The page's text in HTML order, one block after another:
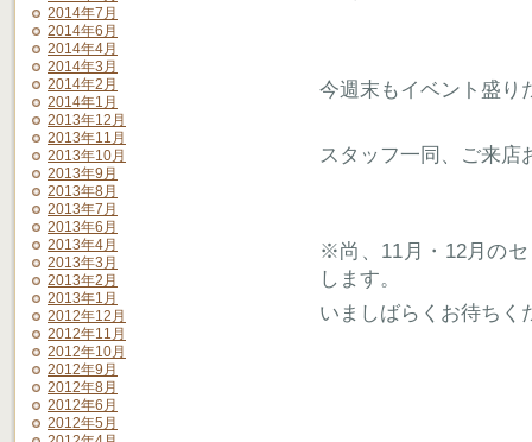
2014年7月
2014年6月
2014年4月
2014年3月
2014年2月
2014年1月
2013年12月
2013年11月
2013年10月
2013年9月
2013年8月
2013年7月
2013年6月
2013年4月
2013年3月
2013年2月
2013年1月
2012年12月
2012年11月
2012年10月
2012年9月
2012年8月
2012年6月
2012年5月
今週末もイベント盛り
スタッフ一同、ご来店
※尚、11月・12月の
します。
いましばらくお待ちく